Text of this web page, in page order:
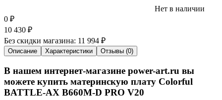
Нет в наличии
0 ₽
10 430 ₽
Без скидки магазина: 11 994 ₽
Описание Характеристики Отзывы (0)
В нашем интернет-магазине power-art.ru вы
можете купить материнскую плату Colorful
BATTLE-AX B660M-D PRO V20